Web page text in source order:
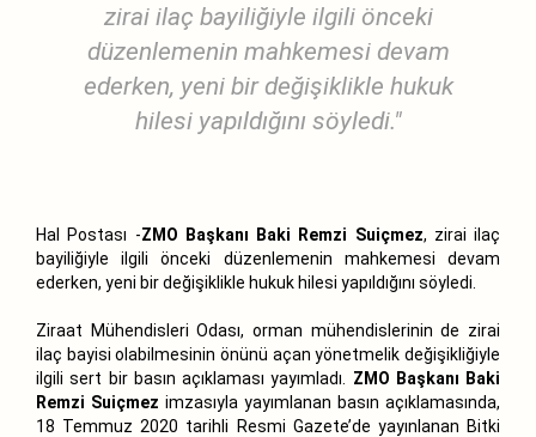
zirai ilaç bayiliğiyle ilgili önceki
düzenlemenin mahkemesi devam
ederken, yeni bir değişiklikle hukuk
hilesi yapıldığını söyledi."
Hal Postası -ZMO Başkanı Baki Remzi Suiçmez, zirai ilaç
bayiliğiyle ilgili önceki düzenlemenin mahkemesi devam
ederken, yeni bir değişiklikle hukuk hilesi yapıldığını söyledi.
Ziraat Mühendisleri Odası, orman mühendislerinin de zirai
ilaç bayisi olabilmesinin önünü açan yönetmelik değişikliğiyle
ilgili sert bir basın açıklaması yayımladı. ZMO Başkanı Baki
Remzi Suiçmez imzasıyla yayımlanan basın açıklamasında,
18 Temmuz 2020 tarihli Resmi Gazete’de yayınlanan Bitki